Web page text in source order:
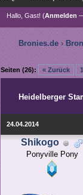
Hallo, Gast! (Anmelden
Bronies.de ›
Seiten (26): « Zurück 1
Heidelberger
24.04.2014
Shikogo
Ponyville Pony